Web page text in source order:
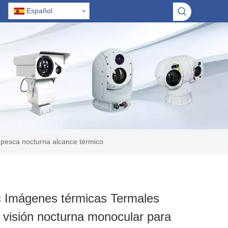
Español
nocturna alcance térmico
Imágenes térmicas Termales
nocturna monocular para